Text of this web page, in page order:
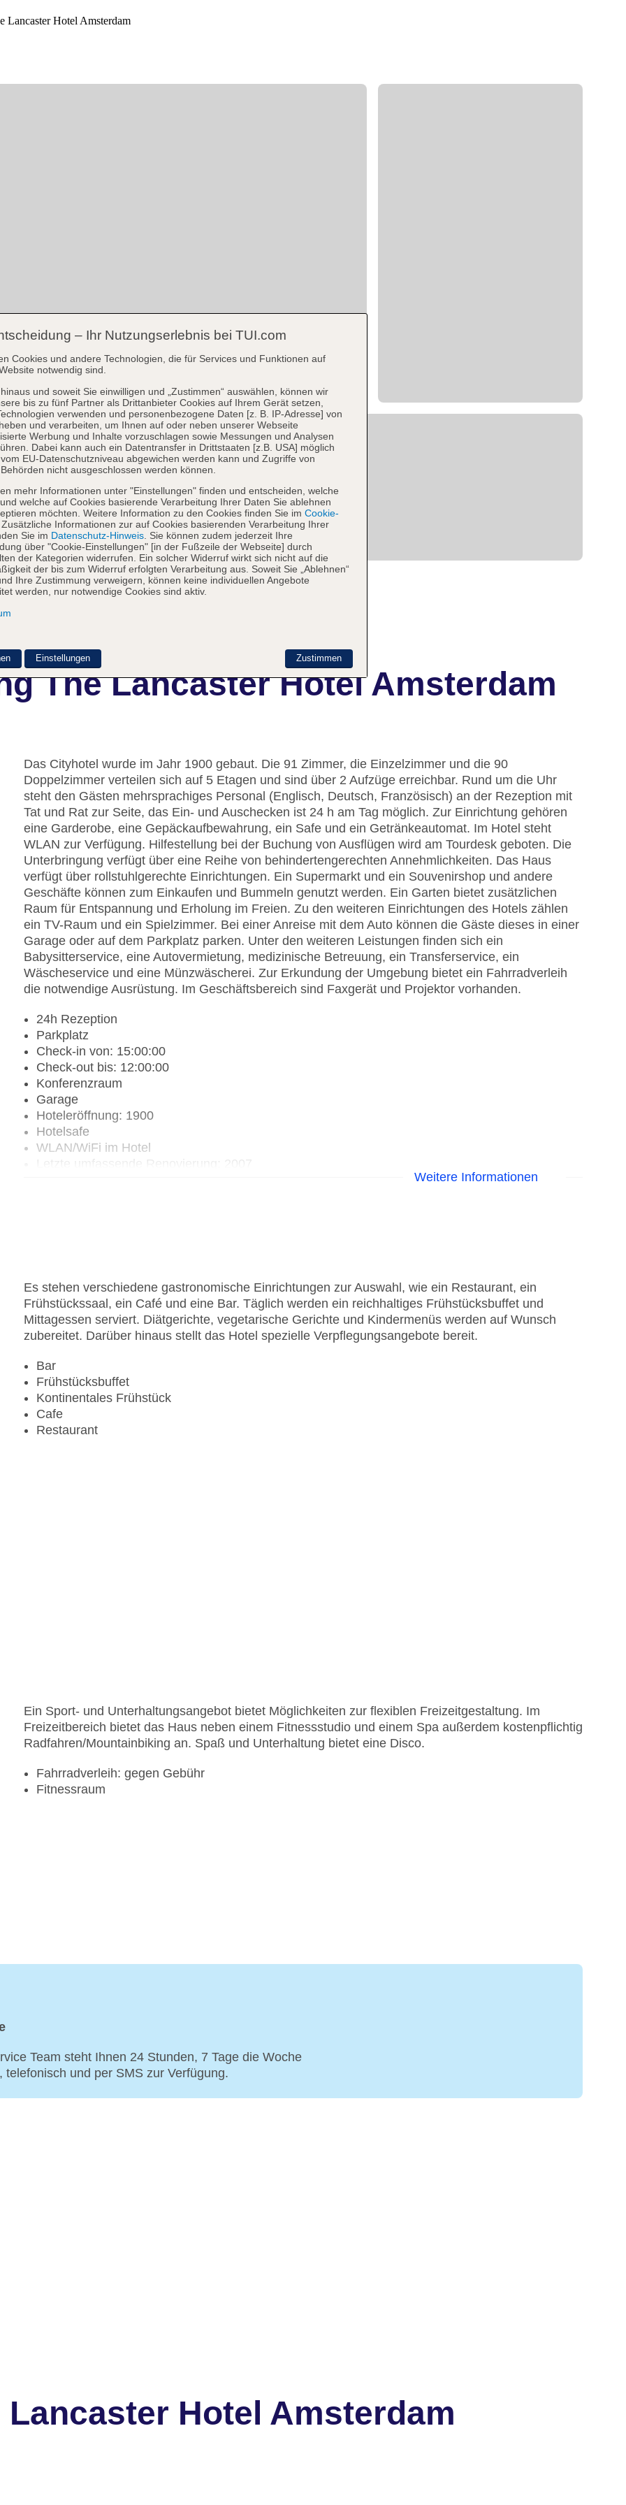
The Lancaster Hotel Amsterdam
Das Cityhotel wurde im Jahr 1900 gebaut. Die 91 Zimmer, die Einzelzimmer und die 90
Doppelzimmer verteilen sich auf 5 Etagen und sind über 2 Aufzüge erreichbar. Rund um die Uhr
steht den Gästen mehrsprachiges Personal (Englisch, Deutsch, Französisch) an der Rezeption mit
Tat und Rat zur Seite, das Ein- und Auschecken ist 24 h am Tag möglich. Zur Einrichtung gehören
eine Garderobe, eine Gepäckaufbewahrung, ein Safe und ein Getränkeautomat. Im Hotel steht
WLAN zur Verfügung. Hilfestellung bei der Buchung von Ausflügen wird am Tourdesk geboten. Die
Unterbringung verfügt über eine Reihe von behindertengerechten Annehmlichkeiten. Das Haus
verfügt über rollstuhlgerechte Einrichtungen. Ein Supermarkt und ein Souvenirshop und andere
Geschäfte können zum Einkaufen und Bummeln genutzt werden. Ein Garten bietet zusätzlichen
Raum für Entspannung und Erholung im Freien. Zu den weiteren Einrichtungen des Hotels zählen
ein TV-Raum und ein Spielzimmer. Bei einer Anreise mit dem Auto können die Gäste dieses in einer
Garage oder auf dem Parkplatz parken. Unter den weiteren Leistungen finden sich ein
Babysitterservice, eine Autovermietung, medizinische Betreuung, ein Transferservice, ein
Wäscheservice und eine Münzwäscherei. Zur Erkundung der Umgebung bietet ein Fahrradverleih
die notwendige Ausrüstung. Im Geschäftsbereich sind Faxgerät und Projektor vorhanden.
24h Rezeption
Parkplatz
Check-in von: 15:00:00
Check-out bis: 12:00:00
Konferenzraum
Garage
Hoteleröffnung: 1900
Hotelsafe
WLAN/WiFi im Hotel
Letzte umfassende Renovierung: 2007
Zahlungsarten: American Express, Diners Club, Mastercard, Visa
Landeskategorie: 4 Sterne
Weitere Informationen
Es stehen verschiedene gastronomische Einrichtungen zur Auswahl, wie ein Restaurant, ein
Frühstückssaal, ein Café und eine Bar. Täglich werden ein reichhaltiges Frühstücksbuffet und
Mittagessen serviert. Diätgerichte, vegetarische Gerichte und Kindermenüs werden auf Wunsch
zubereitet. Darüber hinaus stellt das Hotel spezielle Verpflegungsangebote bereit.
Bar
Frühstücksbuffet
Kontinentales Frühstück
Cafe
Restaurant
Ein Sport- und Unterhaltungsangebot bietet Möglichkeiten zur flexiblen Freizeitgestaltung. Im
Freizeitbereich bietet das Haus neben einem Fitnessstudio und einem Spa außerdem kostenpflichtig
Radfahren/Mountainbiking an. Spaß und Unterhaltung bietet eine Disco.
Fahrradverleih: gegen Gebühr
Fitnessraum
Team steht Ihnen 24 Stunden, 7 Tage die Woche
und per SMS zur Verfügung.
Hotel Amsterdam
– Ihr Nutzungserlebnis bei TUI.com
Cookies und andere Technologien, die für Services und Funktionen auf
notwendig sind.
und soweit Sie einwilligen und „Zustimmen“ auswählen, können wir
bis zu fünf Partner als Drittanbieter Cookies auf Ihrem Gerät setzen,
verwenden und personenbezogene Daten [z. B. IP-Adresse] von
und verarbeiten, um Ihnen auf oder neben unserer Webseite
Werbung und Inhalte vorzuschlagen sowie Messungen und Analysen
Dabei kann auch ein Datentransfer in Drittstaaten [z.B. USA] möglich
EU-Datenschutzniveau abgewichen werden kann und Zugriffe von
nicht ausgeschlossen werden können.
mehr Informationen unter "Einstellungen" finden und entscheiden, welche
welche auf Cookies basierende Verarbeitung Ihrer Daten Sie ablehnen
möchten. Weitere Information zu den Cookies finden Sie im Cookie-
. Zusätzliche Informationen zur auf Cookies basierenden Verarbeitung Ihrer
Sie im Datenschutz-Hinweis . Sie können zudem jederzeit Ihre
über "Cookie-Einstellungen" [in der Fußzeile der Webseite] durch
der Kategorien widerrufen. Ein solcher Widerruf wirkt sich nicht auf die
der bis zum Widerruf erfolgten Verarbeitung aus. Soweit Sie „Ablehnen“
Ihre Zustimmung verweigern, können keine individuellen Angebote
werden, nur notwendige Cookies sind aktiv.
Zustimmen
Einstellungen